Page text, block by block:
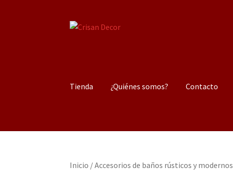
Ir
Ir
Tienda ¿Quiénes somos? Contacto
Inicio /Accesorios de baños rústicos y modernos